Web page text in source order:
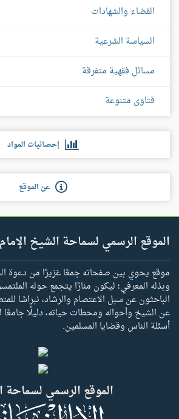
القضاء والشهادات
السياسة الشرعية
مسائل فقهية متفرقة
فتاوى متنوعة
إحصائيات المواد
عن الموقع
الموقع الرسمي لسماحة الشيخ
موقع يحوي بين صفحاته جمعًا غزيرًا من دعوة
وبذله المعرفي؛ ليكون منارًا يتجمع حوله
الباحثون عن سبل الاعتصام والرشاد، نبراسًا
عن الشيخ وأحواله ومحطات حياته، دليلًا جامعًا
أسئلة الناس وقضايا المسلمين.
الموقع الرسمي لسماحة